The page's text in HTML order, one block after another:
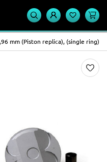
mm (Piston replica), (single ring)